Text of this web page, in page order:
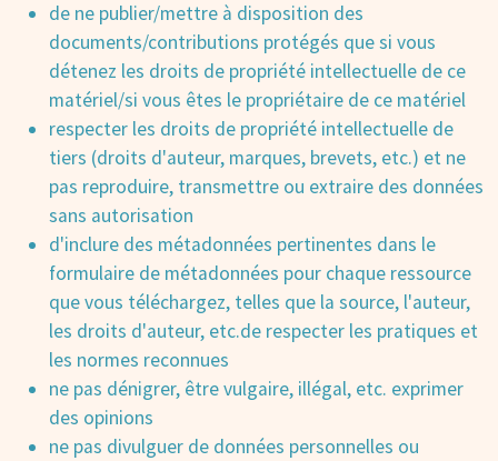
de ne publier/mettre à disposition des
documents/contributions protégés que si vous
détenez les droits de propriété intellectuelle de ce
matériel/si vous êtes le propriétaire de ce matériel
respecter les droits de propriété intellectuelle de
tiers (droits d'auteur, marques, brevets, etc.) et ne
pas reproduire, transmettre ou extraire des données
sans autorisation
d'inclure des métadonnées pertinentes dans le
formulaire de métadonnées pour chaque ressource
que vous téléchargez, telles que la source, l'auteur,
les droits d'auteur, etc.de respecter les pratiques et
les normes reconnues
ne pas dénigrer, être vulgaire, illégal, etc. exprimer
des opinions
ne pas divulguer de données personnelles ou